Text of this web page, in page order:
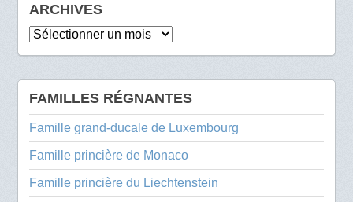
ARCHIVES
Archives
FAMILLES RÉGNANTES
Famille grand-ducale de Luxembourg
Famille princière de Monaco
Famille princière du Liechtenstein